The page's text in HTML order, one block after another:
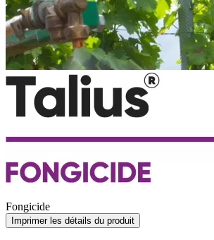
Fongicide
Imprimer les détails du produit